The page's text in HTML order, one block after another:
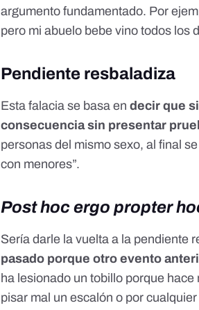
argumento fundamentado. Por
pero mi abuelo bebe vino todos los
Pendiente resbaladiza
Esta falacia se basa en decir que
consecuencia sin presentar
personas del mismo sexo, al final
con menores”.
Post hoc ergo propter
Sería darle la vuelta a la pendiente
pasado porque otro evento
ha lesionado un tobillo porque
pisar mal un escalón o por